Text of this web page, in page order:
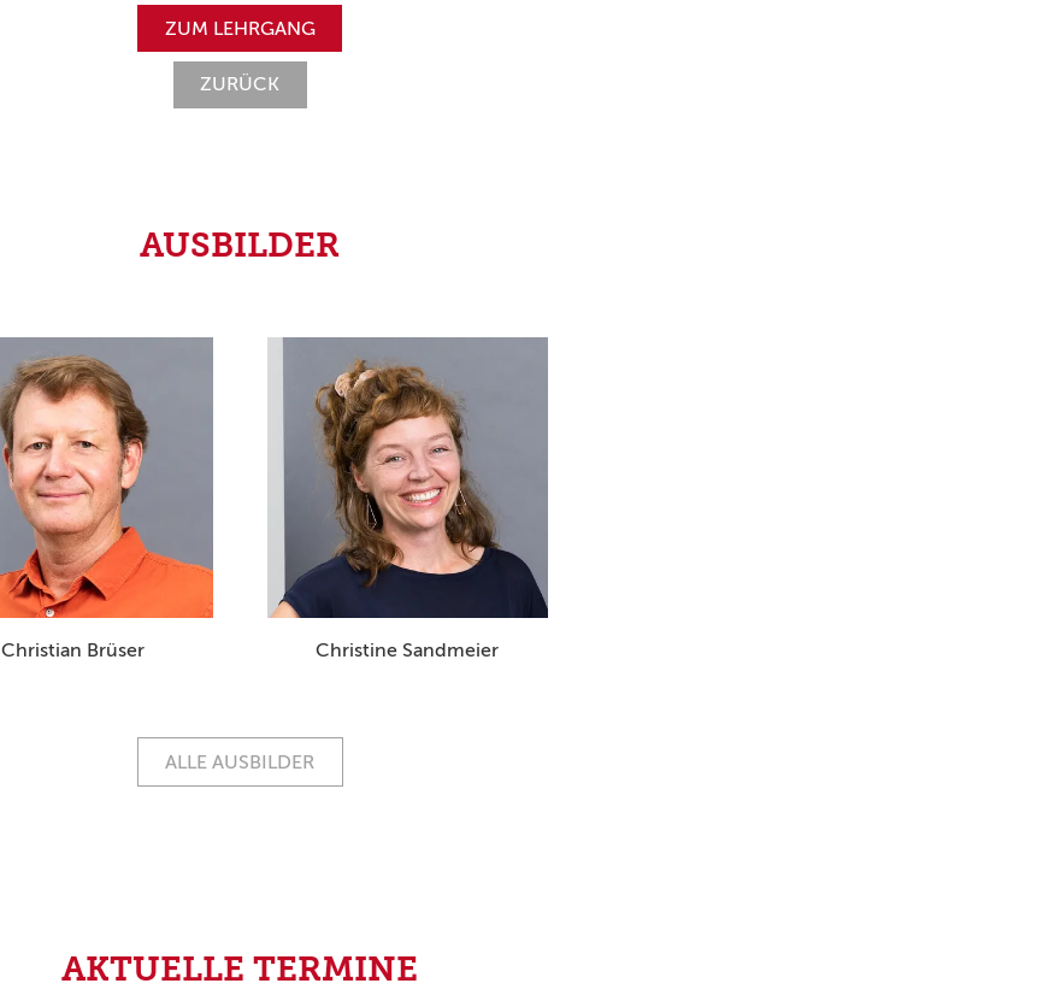
ZUM LEHRGANG
ZURÜCK
AUSBILDER
Christian Brüser Christine Sandmeier
ALLE AUSBILDER
AKTUELLE TERMINE